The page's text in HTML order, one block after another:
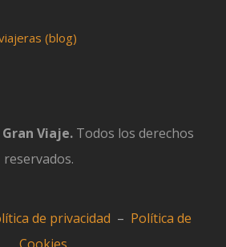
(blog)
Gran Viaje. Todos los derechos
reservados.
de privacidad – Política de